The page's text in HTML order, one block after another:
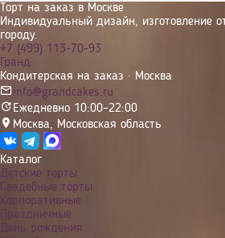
Торт на заказ в Москве
Индивидуальный дизайн, изготовление
городу.
+7 (499) 113-70-93
Гранд
Кондитерская на заказ · Москва
info@grandcakes.ru
Ежедневно 10:00–22:00
Москва, Московская область
Каталог
Детские торты
Свадебные торты
Корпоративные
Праздничные
День рождения